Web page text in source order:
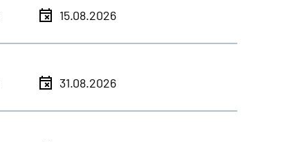
15.08.2026
31.08.2026